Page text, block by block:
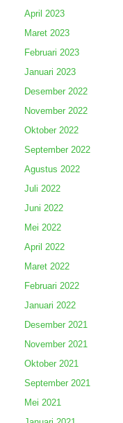
April 2023
Maret 2023
Februari 2023
Januari 2023
Desember 2022
November 2022
Oktober 2022
September 2022
Agustus 2022
Juli 2022
Juni 2022
Mei 2022
April 2022
Maret 2022
Februari 2022
Januari 2022
Desember 2021
November 2021
Oktober 2021
September 2021
Mei 2021